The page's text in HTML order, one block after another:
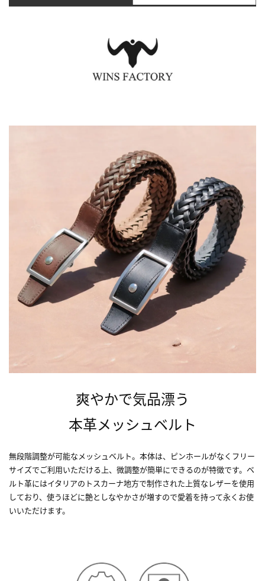
爽やかで気品漂う
本革メッシュベルト
無段階調整が可能なメッシュベルト。本体は、ピンホールがなくフリー
サイズでご利用いただける上、微調整が簡単にできるのが特徴です。ベ
ルト革にはイタリアのトスカーナ地方で制作された上質なレザーを使用
しており、使うほどに艶としなやかさが増すので愛着を持って永くお使
いいただけます。